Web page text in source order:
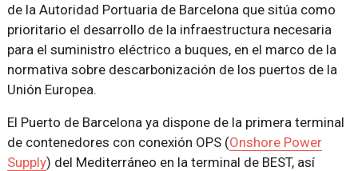
de la Autoridad Portuaria de Barcelona que sitúa como
prioritario el desarrollo de la infraestructura necesaria
para el suministro eléctrico a buques, en el marco de la
normativa sobre descarbonización de los puertos de la
Unión Europea.
El Puerto de Barcelona ya dispone de la primera terminal
de contenedores con conexión OPS (Onshore Power
Supply) del Mediterráneo en la terminal de BEST, así